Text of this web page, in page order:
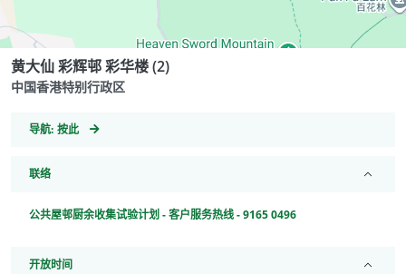
黄大仙 彩辉邨 彩华楼 (2)
中国香港特别行政区
导航: GeoCoordinates
按此
联络
公共屋邨厨余收集试验计划 - 客户服务热线 - 9165 0496
开放时间